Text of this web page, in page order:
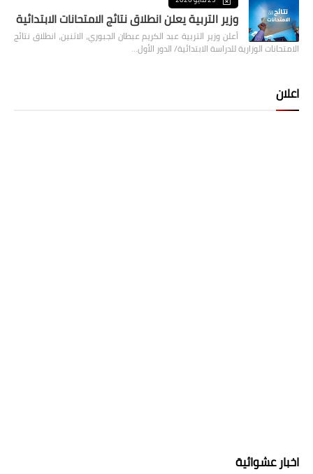
وزير التربية يعلن انطلاق نتائج الامتحانات الابتدائية
أعلن وزير التربية عبد الكريم عبطان الجبوري، الاثنين، انطلاق نتائج
الامتحانات الوزارية للدراسة الابتدائية/ الدور الأول…
اعلان
اخبار عشوائية